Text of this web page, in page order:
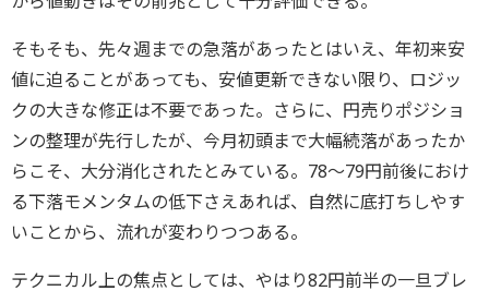
そもそも、先々週までの急落があったとはいえ、年初来安
値に迫ることがあっても、安値更新できない限り、ロジッ
クの大きな修正は不要であった。さらに、円売りポジショ
ンの整理が先行したが、今月初頭まで大幅続落があったか
らこそ、大分消化されたとみている。78～79円前後におけ
る下落モメンタムの低下さえあれば、自然に底打ちしやす
いことから、流れが変わりつつある。
テクニカル上の焦点としては、やはり82円前半の一旦ブレ